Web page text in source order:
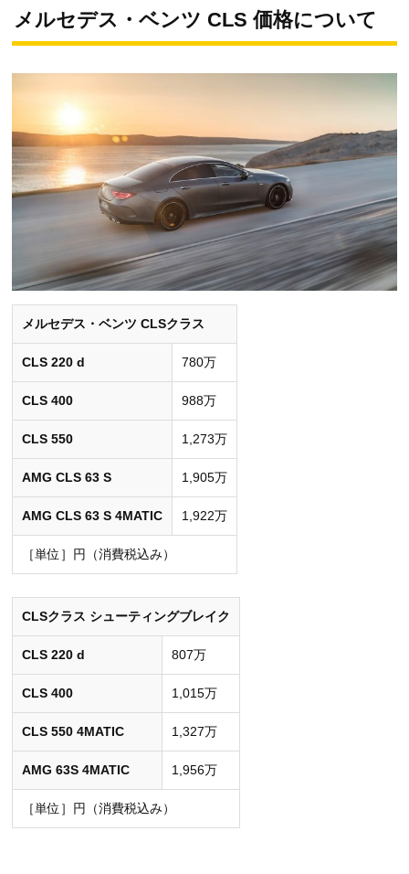
メルセデス・ベンツ CLS 価格について
メルセデス・ベンツ CLSクラス
CLS 220 d 780万
CLS 400 988万
CLS 550 1,273万
AMG CLS 63 S 1,905万
AMG CLS 63 S 4MATIC 1,922万
［単位］円（消費税込み）
CLSクラス シューティングブレイク
CLS 220 d 807万
CLS 400 1,015万
CLS 550 4MATIC 1,327万
AMG 63S 4MATIC 1,956万
［単位］円（消費税込み）